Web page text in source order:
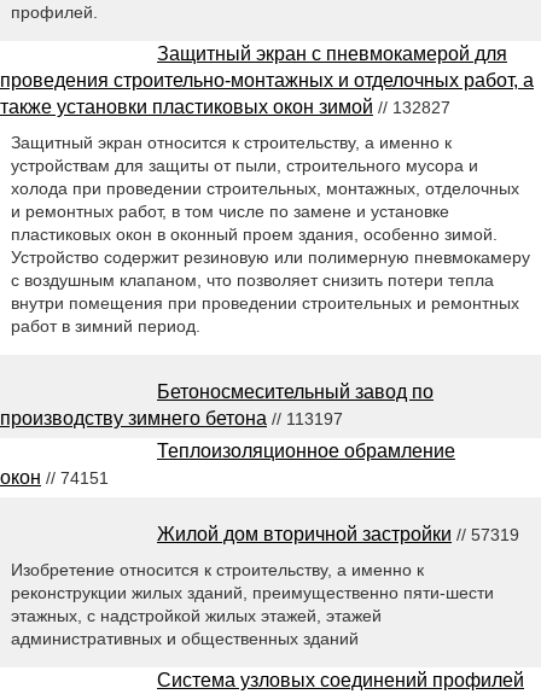
профилей.
Защитный экран с пневмокамерой для
проведения строительно-монтажных и отделочных работ, а
также установки пластиковых окон зимой // 132827
Защитный экран относится к строительству, а именно к
устройствам для защиты от пыли, строительного мусора и
холода при проведении строительных, монтажных, отделочных
и ремонтных работ, в том числе по замене и установке
пластиковых окон в оконный проем здания, особенно зимой.
Устройство содержит резиновую или полимерную пневмокамеру
с воздушным клапаном, что позволяет снизить потери тепла
внутри помещения при проведении строительных и ремонтных
работ в зимний период.
Бетоносмесительный завод по
производству зимнего бетона // 113197
Теплоизоляционное обрамление
окон // 74151
Жилой дом вторичной застройки // 57319
Изобретение относится к строительству, а именно к
реконструкции жилых зданий, преимущественно пяти-шести
этажных, с надстройкой жилых этажей, этажей
административных и общественных зданий
Система узловых соединений профилей